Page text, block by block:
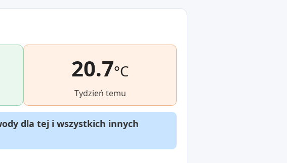
20.7°C
Tydzień temu
dla tej i wszystkich innych